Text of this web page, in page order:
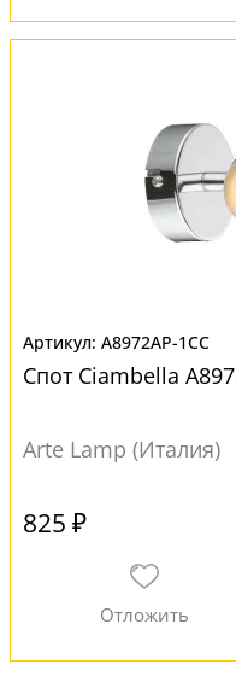
A8972AP-1CC
Спот Ciambella
Arte Lamp (Италия)
825 ₽